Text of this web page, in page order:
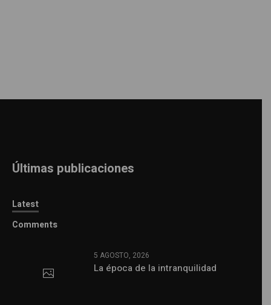
Últimas publicaciones
Latest
Comments
5 AGOSTO, 2026
La época de la intranquilidad